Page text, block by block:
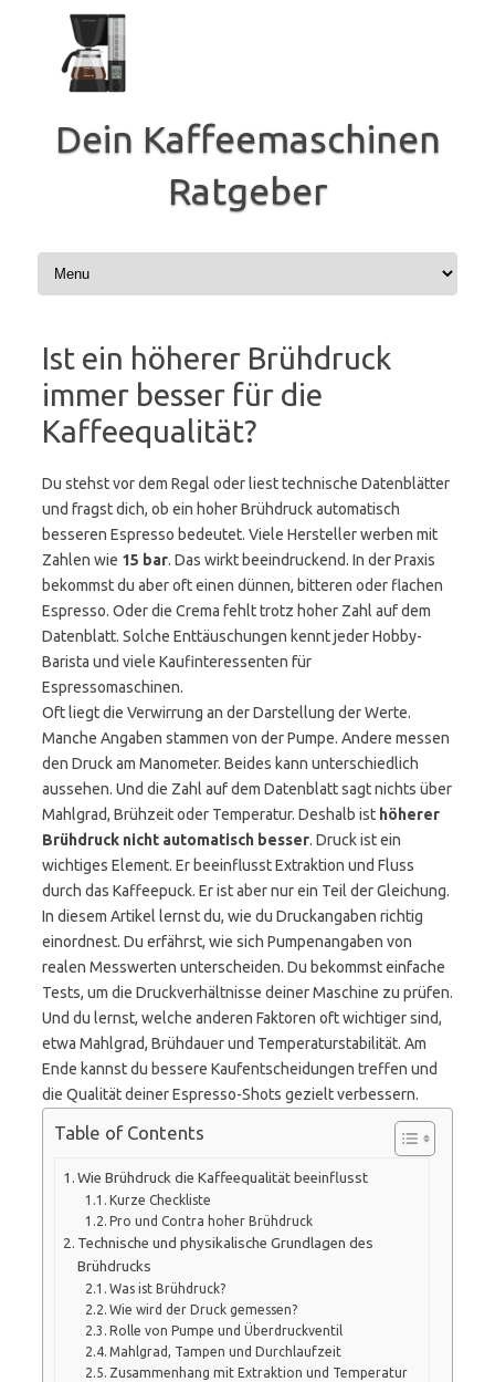
springen
Dein Kaffeemaschinen
Ratgeber
Ist ein höherer Brühdruck
immer besser für die
Kaffeequalität?
Du stehst vor dem Regal oder liest technische Datenblätter
und fragst dich, ob ein hoher Brühdruck automatisch
besseren Espresso bedeutet. Viele Hersteller werben mit
Zahlen wie 15 bar. Das wirkt beeindruckend. In der Praxis
bekommst du aber oft einen dünnen, bitteren oder flachen
Espresso. Oder die Crema fehlt trotz hoher Zahl auf dem
Datenblatt. Solche Enttäuschungen kennt jeder Hobby-
Barista und viele Kaufinteressenten für
Espressomaschinen.
Oft liegt die Verwirrung an der Darstellung der Werte.
Manche Angaben stammen von der Pumpe. Andere messen
den Druck am Manometer. Beides kann unterschiedlich
aussehen. Und die Zahl auf dem Datenblatt sagt nichts über
Mahlgrad, Brühzeit oder Temperatur. Deshalb ist höherer
Brühdruck nicht automatisch besser. Druck ist ein
wichtiges Element. Er beeinflusst Extraktion und Fluss
durch das Kaffeepuck. Er ist aber nur ein Teil der Gleichung.
In diesem Artikel lernst du, wie du Druckangaben richtig
einordnest. Du erfährst, wie sich Pumpenangaben von
realen Messwerten unterscheiden. Du bekommst einfache
Tests, um die Druckverhältnisse deiner Maschine zu prüfen.
Und du lernst, welche anderen Faktoren oft wichtiger sind,
etwa Mahlgrad, Brühdauer und Temperaturstabilität. Am
Ende kannst du bessere Kaufentscheidungen treffen und
die Qualität deiner Espresso-Shots gezielt verbessern.
Table of Contents
Wie Brühdruck die Kaffeequalität beeinflusst
Kurze Checkliste
Pro und Contra hoher Brühdruck
Technische und physikalische Grundlagen des
Brühdrucks
Was ist Brühdruck?
Wie wird der Druck gemessen?
Rolle von Pumpe und Überdruckventil
Mahlgrad, Tampen und Durchlaufzeit
Zusammenhang mit Extraktion und Temperatur